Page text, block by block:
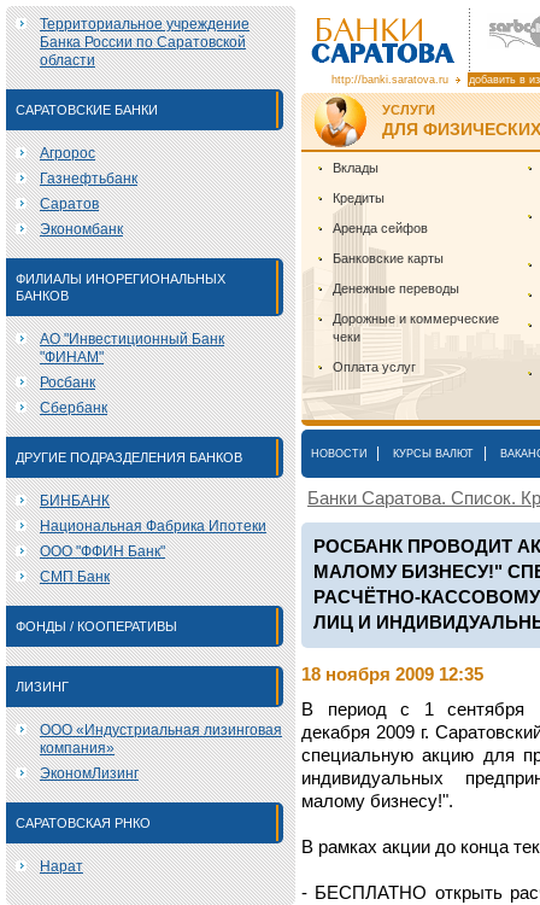
Территориальное учреждение
Банка России по Саратовской
области
САРАТОВСКИЕ БАНКИ
Агророс
Газнефтьбанк
Саратов
Экономбанк
ФИЛИАЛЫ ИНОРЕГИОНАЛЬНЫХ
БАНКОВ
АО "Инвестиционный Банк
"ФИНАМ"
Росбанк
Сбербанк
ДРУГИЕ ПОДРАЗДЕЛЕНИЯ БАНКОВ
БИНБАНК
Национальная Фабрика Ипотеки
ООО "ФФИН Банк"
СМП Банк
ФОНДЫ / КООПЕРАТИВЫ
ЛИЗИНГ
ООО «Индустриальная лизинговая
компания»
ЭкономЛизинг
САРАТОВСКАЯ РНКО
Нарат
http://banki.saratova.ru добавить в
УСЛУГИ
ДЛЯ
Вклады
Кредиты
Аренда сейфов
Банковские карты
Денежные переводы
Дорожные и коммерческие
чеки
Оплата услуг
НОВОСТИ КУРСЫ ВАЛЮТ
Банки Саратова. Список.
РОСБАНК ПРОВОДИТ
МАЛОМУ БИЗНЕСУ!"
РАСЧЁТНО-
ЛИЦ И
18 ноября 2009 12:35
В период с 1 сентября
декабря 2009 г.
специальную акцию для
индивидуальных
малому бизнесу!".
В рамках акции до конца
- БЕСПЛАТНО открыть